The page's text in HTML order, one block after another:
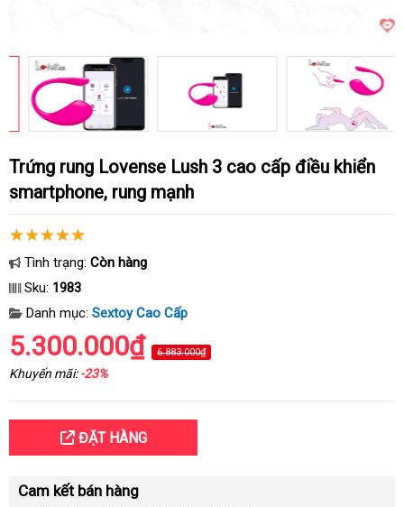
Trứng rung Lovense Lush 3 cao cấp điều khiển
smartphone, rung mạnh
Tình trạng: Còn hàng
Sku: 1983
Danh mục: Sextoy Cao Cấp
5.300.000₫ 6.883.000₫
Khuyến mãi:-23%
ĐẶT HÀNG
Cam kết bán hàng